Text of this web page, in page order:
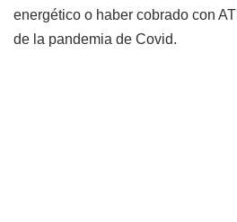
energético o haber cobrado con
de la pandemia de Covid.